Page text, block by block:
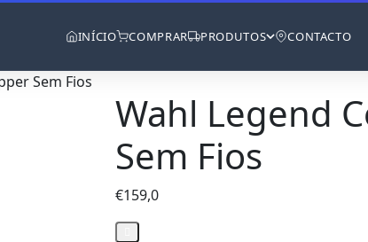
INÍCIO COMPRAR PRODUTOS CONTACTO
Sem Fios
Wahl Legend
Sem Fios
€159,0